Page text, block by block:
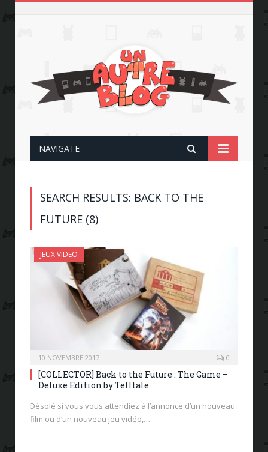
NAVIGATE
SEARCH RESULTS: BACK TO THE
FUTURE (8)
JEUX VIDEO
10 NOVEMBRE 2017 0
[COLLECTOR] Back to the Future : The Game –
Deluxe Edition by Telltale
Désolé si vous vous attendiez à l’annonce d’un nouveau
film ou d’un nouveau jeu vidéo,…